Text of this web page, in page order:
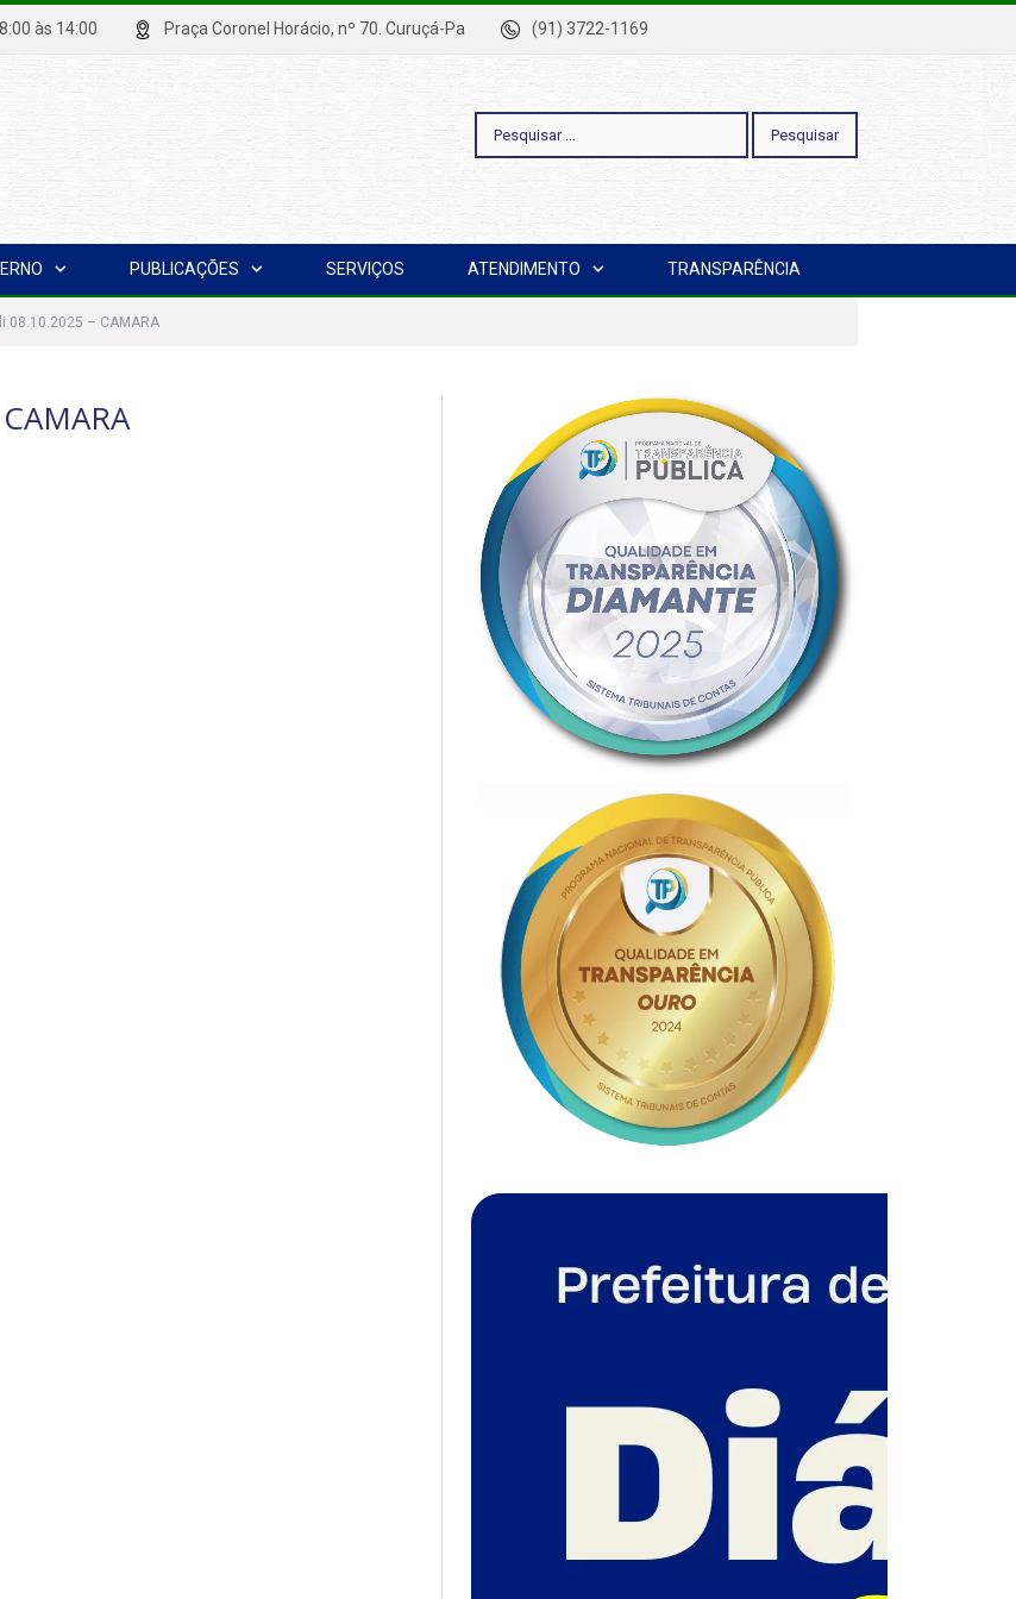
08:00 às 14:00 Praça Coronel Horácio, nº 70. Curuçá-Pa (91) 3722-1169
Pesquisar
por:
PUBLICAÇÕES SERVIÇOS ATENDIMENTO TRANSPARÊNCIA
08.10.2025 – CAMARA